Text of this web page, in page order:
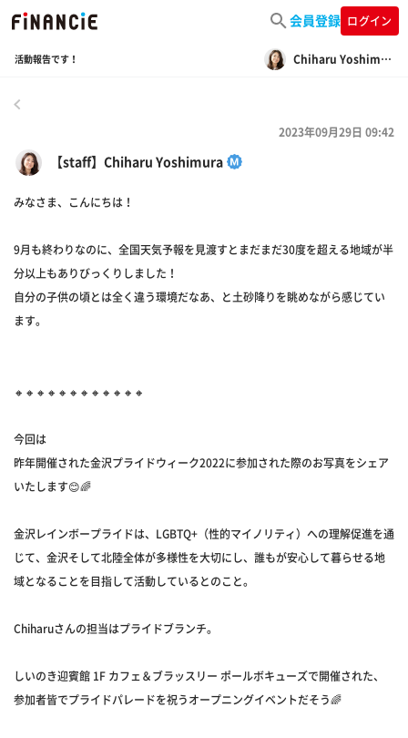
会員登録 ログイン
活動報告です！ Chiharu Yoshimura
【staff】Chiharu Yoshimura
2023年09月29日 09:42
みなさま、こんにちは！
9月も終わりなのに、全国天気予報を見渡すとまだまだ30度を超える地域が半
分以上もありびっくりしました！
自分の子供の頃とは全く違う環境だなあ、と土砂降りを眺めながら感じてい
ます。
🔸🔸🔸🔸🔸🔸🔸🔸🔸🔸🔸🔸
今回は
昨年開催された金沢プライドウィーク2022に参加された際のお写真をシェア
いたします😊🌈
金沢レインボープライドは、LGBTQ+（性的マイノリティ）への理解促進を通
じて、金沢そして北陸全体が多様性を大切にし、誰もが安心して暮らせる地
域となることを目指して活動しているとのこと。
Chiharuさんの担当はプライドブランチ。
しいのき迎賓館 1F カフェ＆ブラッスリー ポールボキューズで開催された、
参加者皆でプライドパレードを祝うオープニングイベントだそう🌈